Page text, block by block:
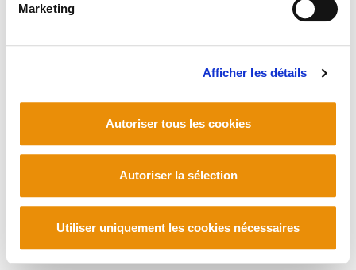
Marketing
Afficher les détails
Autoriser tous les cookies
Autoriser la sélection
Utiliser uniquement les cookies nécessaires